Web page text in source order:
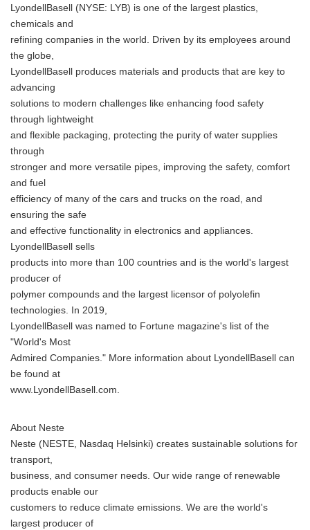
LyondellBasell (NYSE: LYB) is one of the largest plastics,
chemicals and
refining companies in the world. Driven by its employees around
the globe,
LyondellBasell produces materials and products that are key to
advancing
solutions to modern challenges like enhancing food safety
through lightweight
and flexible packaging, protecting the purity of water supplies
through
stronger and more versatile pipes, improving the safety, comfort
and fuel
efficiency of many of the cars and trucks on the road, and
ensuring the safe
and effective functionality in electronics and appliances.
LyondellBasell sells
products into more than 100 countries and is the world's largest
producer of
polymer compounds and the largest licensor of polyolefin
technologies. In 2019,
LyondellBasell was named to Fortune magazine's list of the
"World's Most
Admired Companies." More information about LyondellBasell can
be found at
www.LyondellBasell.com.
About Neste
Neste (NESTE, Nasdaq Helsinki) creates sustainable solutions for
transport,
business, and consumer needs. Our wide range of renewable
products enable our
customers to reduce climate emissions. We are the world's
largest producer of